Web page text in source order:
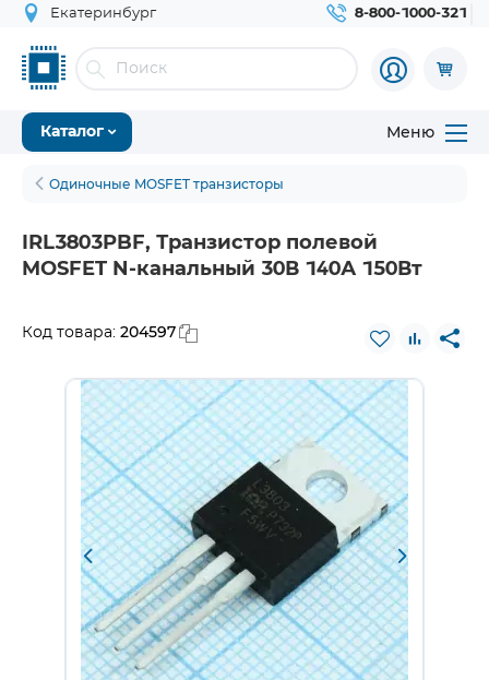
Екатеринбург 8-800-1000-321
Каталог Меню
Одиночные MOSFET транзисторы
IRL3803PBF, Транзистор полевой
MOSFET N-канальный 30В 140А 150Вт
Код товара: 204597